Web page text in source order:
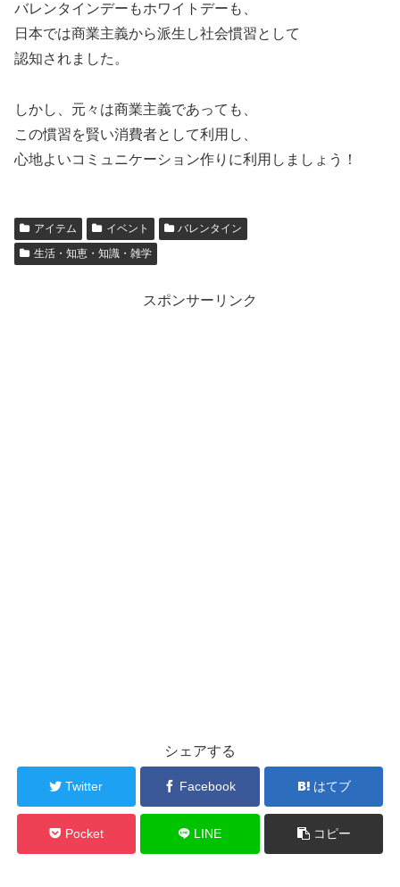
バレンタインデーもホワイトデーも、
日本では商業主義から派生し社会慣習として
認知されました。
しかし、元々は商業主義であっても、
この慣習を賢い消費者として利用し、
心地よいコミュニケーション作りに利用しましょう！
アイテム イベント
バレンタイン
生活・知恵・知識・雑学
スポンサーリンク
シェアする
Twitter Facebook はてブ
Pocket LINE コピー